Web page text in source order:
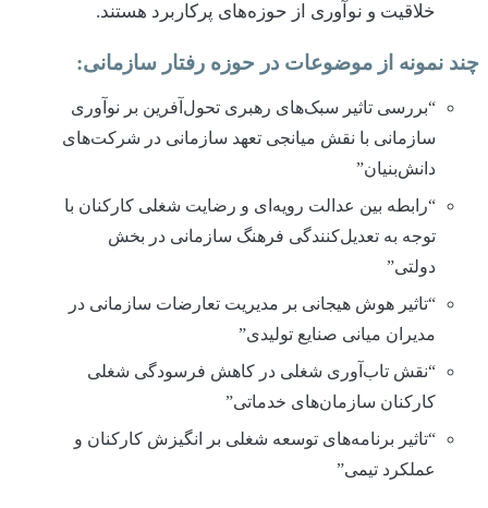
خلاقیت و نوآوری از حوزه‌های پرکاربرد هستند.
چند نمونه از موضوعات در حوزه رفتار سازمانی:
“بررسی تاثیر سبک‌های رهبری تحول‌آفرین بر نوآوری
سازمانی با نقش میانجی تعهد سازمانی در شرکت‌های
دانش‌بنیان”
“رابطه بین عدالت رویه‌ای و رضایت شغلی کارکنان با
توجه به تعدیل‌کنندگی فرهنگ سازمانی در بخش
دولتی”
“تاثیر هوش هیجانی بر مدیریت تعارضات سازمانی در
مدیران میانی صنایع تولیدی”
“نقش تاب‌آوری شغلی در کاهش فرسودگی شغلی
کارکنان سازمان‌های خدماتی”
“تاثیر برنامه‌های توسعه شغلی بر انگیزش کارکنان و
عملکرد تیمی”